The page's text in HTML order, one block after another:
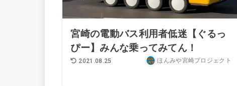
宮崎の電動バス利用者低迷【ぐるっ
ぴー】みんな乗ってみてん！
2021.08.25 ほんみや宮崎プロジェクト